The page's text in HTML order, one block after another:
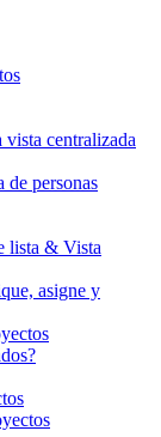
centralizada
personas
lista & Vista
asigne y